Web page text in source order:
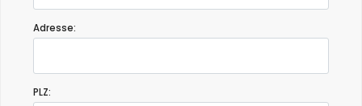
Adresse:
PLZ: